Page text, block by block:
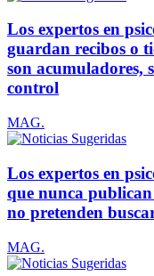
Los expertos en
guardan recibos o
son acumuladores,
control
MAG.
Los expertos en
que nunca publican
no pretenden
MAG.